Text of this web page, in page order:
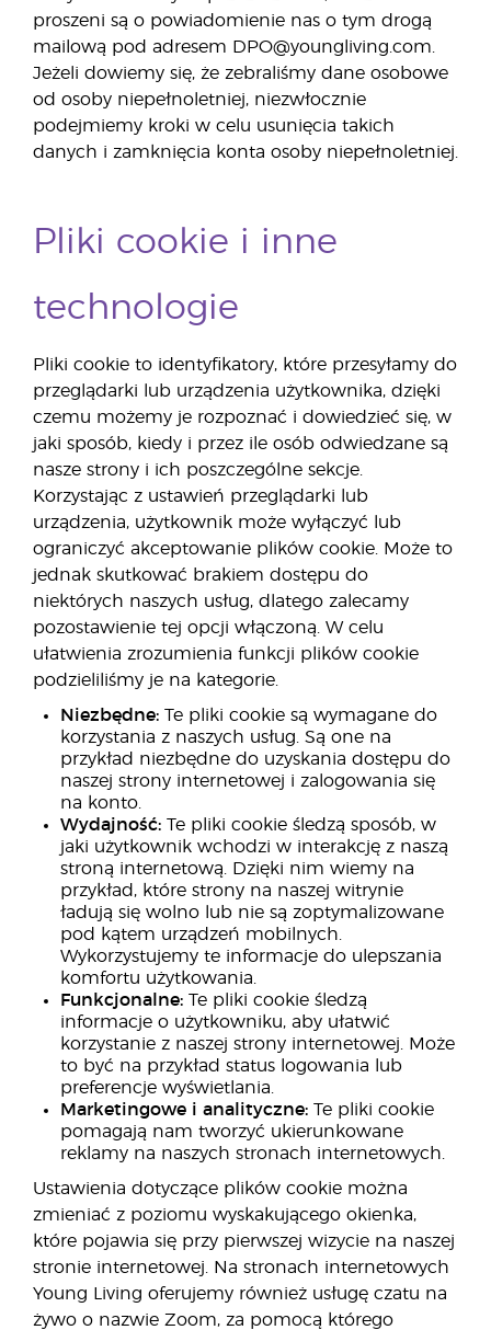
proszeni są o powiadomienie nas o tym drogą
mailową pod adresem DPO@youngliving.com.
Jeżeli dowiemy się, że zebraliśmy dane osobowe
od osoby niepełnoletniej, niezwłocznie
podejmiemy kroki w celu usunięcia takich
danych i zamknięcia konta osoby niepełnoletniej.
Pliki cookie i inne
technologie
Pliki cookie to identyfikatory, które przesyłamy do
przeglądarki lub urządzenia użytkownika, dzięki
czemu możemy je rozpoznać i dowiedzieć się, w
jaki sposób, kiedy i przez ile osób odwiedzane są
nasze strony i ich poszczególne sekcje.
Korzystając z ustawień przeglądarki lub
urządzenia, użytkownik może wyłączyć lub
ograniczyć akceptowanie plików cookie. Może to
jednak skutkować brakiem dostępu do
niektórych naszych usług, dlatego zalecamy
pozostawienie tej opcji włączoną. W celu
ułatwienia zrozumienia funkcji plików cookie
podzieliliśmy je na kategorie.
Niezbędne: Te pliki cookie są wymagane do
korzystania z naszych usług. Są one na
przykład niezbędne do uzyskania dostępu do
naszej strony internetowej i zalogowania się
na konto.
Wydajność: Te pliki cookie śledzą sposób, w
jaki użytkownik wchodzi w interakcję z naszą
stroną internetową. Dzięki nim wiemy na
przykład, które strony na naszej witrynie
ładują się wolno lub nie są zoptymalizowane
pod kątem urządzeń mobilnych.
Wykorzystujemy te informacje do ulepszania
komfortu użytkowania.
Funkcjonalne: Te pliki cookie śledzą
informacje o użytkowniku, aby ułatwić
korzystanie z naszej strony internetowej. Może
to być na przykład status logowania lub
preferencje wyświetlania.
Marketingowe i analityczne: Te pliki cookie
pomagają nam tworzyć ukierunkowane
reklamy na naszych stronach internetowych.
Ustawienia dotyczące plików cookie można
zmieniać z poziomu wyskakującego okienka,
które pojawia się przy pierwszej wizycie na naszej
stronie internetowej. Na stronach internetowych
Young Living oferujemy również usługę czatu na
żywo o nazwie Zoom, za pomocą którego